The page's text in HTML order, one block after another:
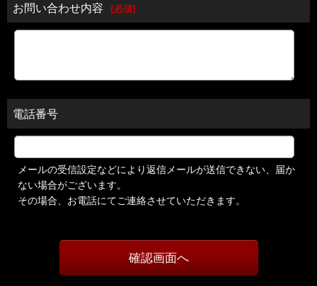
お問い合わせ内容 [必須]
電話番号
メールの受信設定などにより返信メールが送信できない、届か
ない場合がございます。
その場合、お電話にてご連絡させていただきます。
確認画面へ